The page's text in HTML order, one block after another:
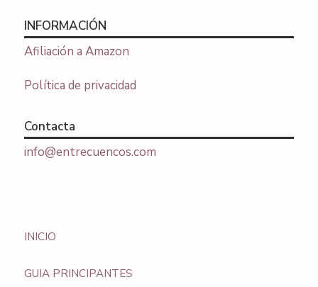
INFORMACIÓN
Afiliación a Amazon
Política de privacidad
Contacta
info@entrecuencos.com
INICIO
GUIA PRINCIPANTES